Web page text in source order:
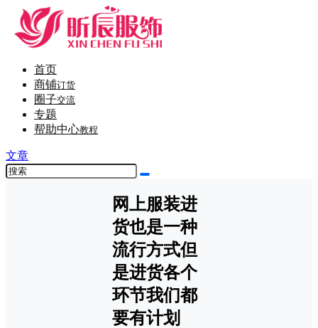
首页
商铺订货
圈子交流
专题
帮助中心教程
文章
网上服装进
货也是一种
流行方式但
是进货各个
环节我们都
要有计划